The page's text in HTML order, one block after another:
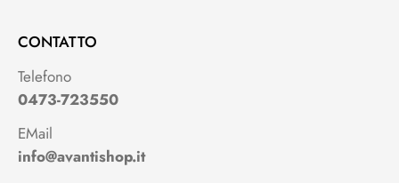
CONTATTO
Telefono
0473-723550
EMail
info@avantishop.it